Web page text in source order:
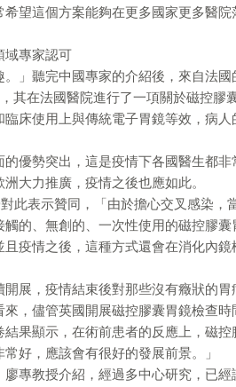
望這個方案能夠在更多國家更多醫
域專家認可
。」聽完中國專家的介紹後，來自法
其在法國醫院進行了一項關於磁控膠
床使用上與傳統電子胃鏡等效，病
的優勢突出，這是疫情下各國醫生都
大力推廣，疫情之後也應如此。
此表示贊同，「由於擔心交叉感染，
的、無創的、一次性使用的磁控膠
疫情之後，這種方式還會在消化內
開展，疫情結束後對那些沒有癥狀的
，儘管英國開展磁控膠囊胃鏡檢查
果顯示，在術前患者的反應上，磁
好，應該會有很好的發展前景。」
專教授介紹，經過多中心研究，已